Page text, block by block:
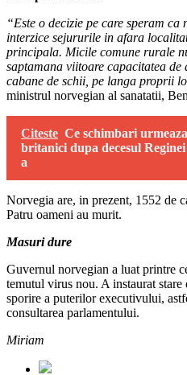
“Este o decizie pe care speram
interzice sejururile in afara
principala. Micile comune rurale
saptamana viitoare capacitatea
cabane de schii, pe langa proprii
ministrul norvegian al sanatatii,
Citeste Ce schimbari
britanici dupa decesul
a
Norvegia are, in prezent, 1552 de
Patru oameni au murit.
Masuri dure
Guvernul norvegian a luat printre
temutul virus nou. A instaurat
sporire a puterilor executivului,
consultarea parlamentului.
Miriam